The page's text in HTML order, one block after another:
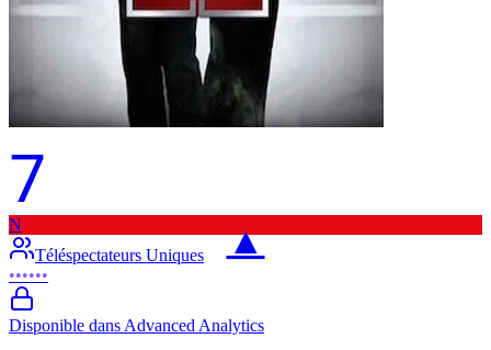
7
▲
N
Téléspectateurs Uniques
••••••
Disponible dans Advanced Analytics